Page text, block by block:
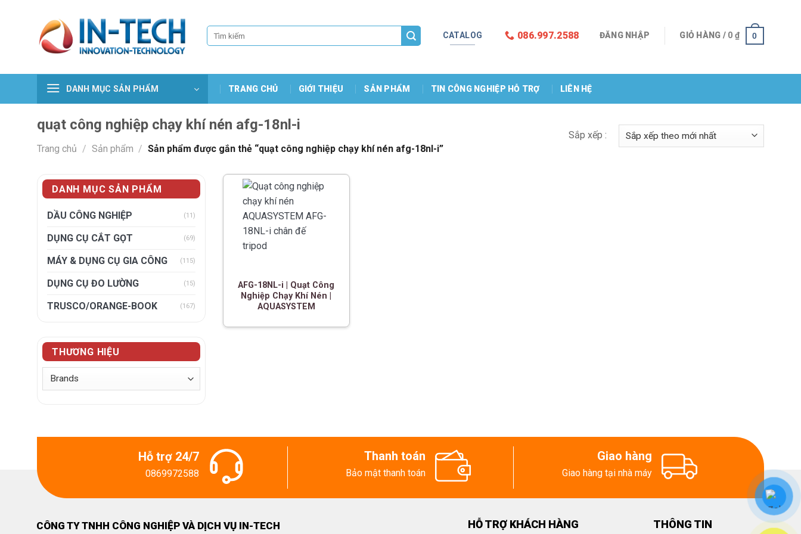
Tìm
kiếm:
CATALOG 086.997.2588 ĐĂNG NHẬP GIỎ HÀNG / 0 ₫ 0
DANH MỤC SẢN PHẨM TRANG CHỦ GIỚI THIỆU SẢN PHẨM TIN CÔNG NGHIỆP HỖ TRỢ LIÊN HỆ
quạt công nghiệp chạy khí nén afg-18nl-i
Trang chủ / Sản phẩm / Sản phẩm được gắn thẻ “quạt công nghiệp chạy khí nén afg-18nl-i”
Sắp xếp :
DANH MỤC SẢN PHẨM
DẦU CÔNG NGHIỆP (11)
DỤNG CỤ CẮT GỌT (69)
MÁY & DỤNG CỤ GIA CÔNG (115)
DỤNG CỤ ĐO LƯỜNG (15)
TRUSCO/ORANGE-BOOK (167)
THƯƠNG HIỆU
AFG-18NL-i | Quạt Công
Nghiệp Chạy Khí Nén |
AQUASYSTEM
Hỗ trợ 24/7
0869972588
Thanh toán
Bảo mật thanh toán
Giao hàng
Giao hàng tại nhà máy
CÔNG TY TNHH CÔNG NGHIỆP VÀ DỊCH VỤ IN-TECH HỖ TRỢ KHÁCH HÀNG THÔNG TIN